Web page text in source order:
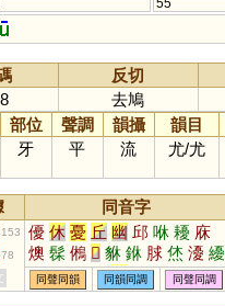
反切
去鳩
部位 聲調 韻攝 韻目
牙 平 流 尤/尤
同音字
優 休 憂 丘 幽 邱 咻 耰 庥
燠 髹 鵂 𢆶 貅 銝 脙 烋 瀀 纋
櫌 鄾 嚘 蓲 麀 茠 怮 呦 懮
优 坵
同聲同韻 同韻同調 同聲同調